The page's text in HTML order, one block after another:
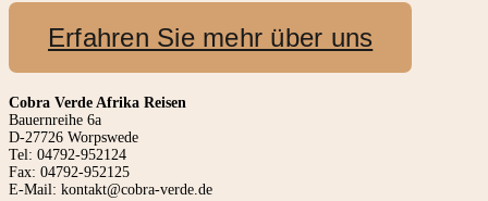
Erfahren Sie mehr über uns
Cobra Verde Afrika Reisen
Bauernreihe 6a
D-27726 Worpswede
Tel: 04792-952124
Fax: 04792-952125
E-Mail: kontakt@cobra-verde.de